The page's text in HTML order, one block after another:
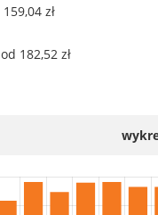
159,04 zł
od 182,52 zł